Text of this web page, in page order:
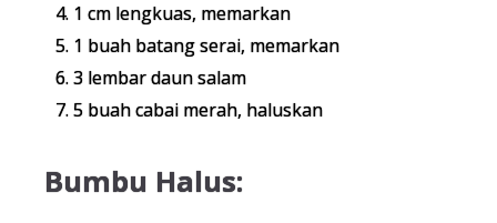
1 cm lengkuas, memarkan
1 buah batang serai, memarkan
3 lembar daun salam
5 buah cabai merah, haluskan
Bumbu Halus: